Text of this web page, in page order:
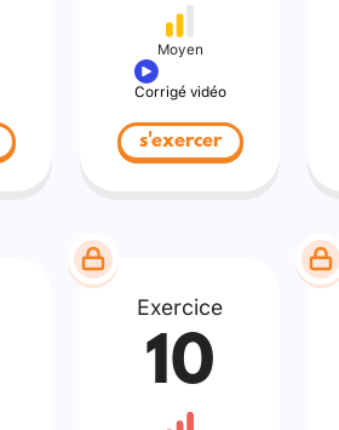
Moyen
Corrigé vidéo
s'exercer
Exercice
10